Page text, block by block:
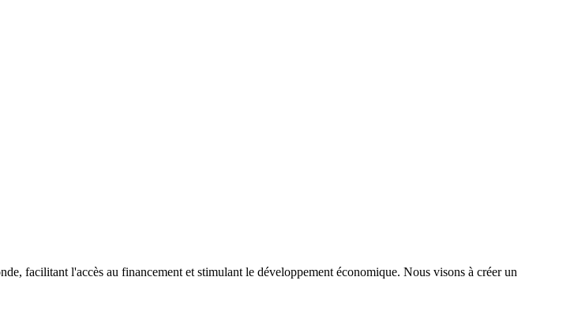
facilitant l'accès au financement et stimulant le développement économique. Nous visons à créer un